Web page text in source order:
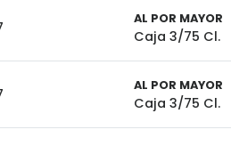
AL POR MAYOR
Caja 3/75 Cl.
AL POR MAYOR
Caja 3/75 Cl.